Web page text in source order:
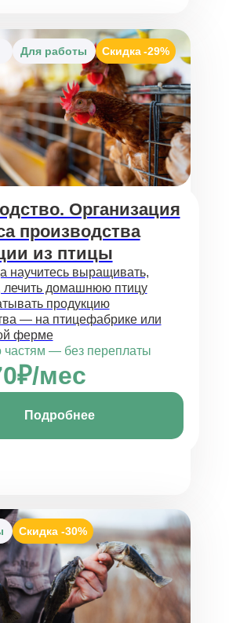
Для работы Скидка -29%
Организация
производства
из птицы
научитесь выращивать,
лечить домашнюю птицу
продукцию
— на птицефабрике или
ферме
частям — без переплаты
мес
Подробнее
Скидка -30%